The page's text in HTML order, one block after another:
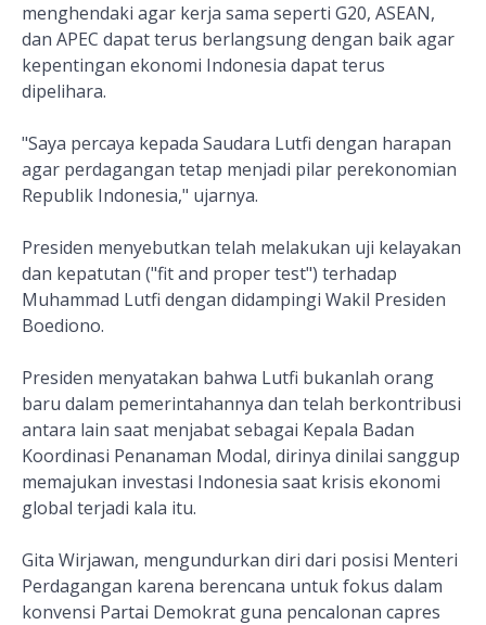
menghendaki agar kerja sama seperti G20, ASEAN,
dan APEC dapat terus berlangsung dengan baik agar
kepentingan ekonomi Indonesia dapat terus
dipelihara.
"Saya percaya kepada Saudara Lutfi dengan harapan
agar perdagangan tetap menjadi pilar perekonomian
Republik Indonesia," ujarnya.
Presiden menyebutkan telah melakukan uji kelayakan
dan kepatutan ("fit and proper test") terhadap
Muhammad Lutfi dengan didampingi Wakil Presiden
Boediono.
Presiden menyatakan bahwa Lutfi bukanlah orang
baru dalam pemerintahannya dan telah berkontribusi
antara lain saat menjabat sebagai Kepala Badan
Koordinasi Penanaman Modal, dirinya dinilai sanggup
memajukan investasi Indonesia saat krisis ekonomi
global terjadi kala itu.
Gita Wirjawan, mengundurkan diri dari posisi Menteri
Perdagangan karena berencana untuk fokus dalam
konvensi Partai Demokrat guna pencalonan capres